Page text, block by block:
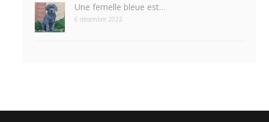
Une femelle bleue est…
6 décembre 2022